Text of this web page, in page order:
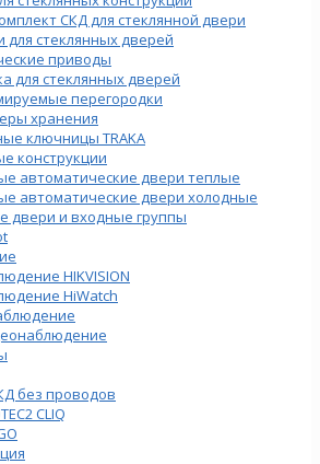
СКД для стеклянной двери
для стеклянных дверей
приводы
для стеклянных дверей
перегородки
хранения
ключницы TRAKA
конструкции
автоматические двери теплые
автоматические двери холодные
двери и входные группы
HIKVISION
HiWatch
без проводов
CLIQ